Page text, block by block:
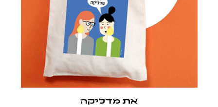
את מדליקה